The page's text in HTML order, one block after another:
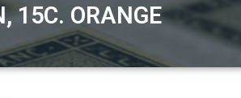
15C. ORANGE